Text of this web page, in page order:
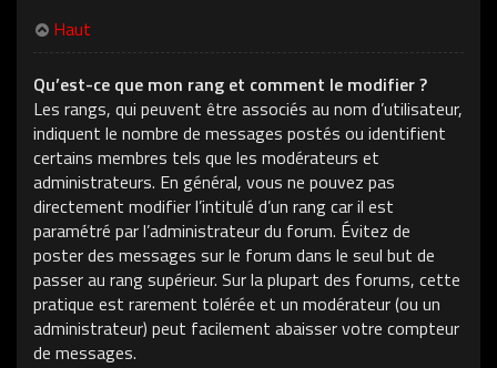
Haut
Qu’est-ce que mon rang et comment le modifier ?
Les rangs, qui peuvent être associés au nom d’utilisateur,
indiquent le nombre de messages postés ou identifient
certains membres tels que les modérateurs et
administrateurs. En général, vous ne pouvez pas
directement modifier l’intitulé d’un rang car il est
paramétré par l’administrateur du forum. Évitez de
poster des messages sur le forum dans le seul but de
passer au rang supérieur. Sur la plupart des forums, cette
pratique est rarement tolérée et un modérateur (ou un
administrateur) peut facilement abaisser votre compteur
de messages.